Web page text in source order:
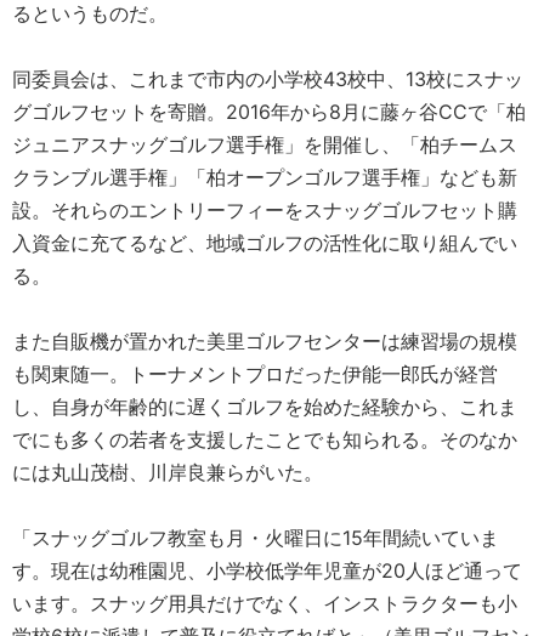
るというものだ。
同委員会は、これまで市内の小学校43校中、13校にスナッ
グゴルフセットを寄贈。2016年から8月に藤ヶ谷CCで「柏
ジュニアスナッグゴルフ選手権」を開催し、「柏チームス
クランブル選手権」「柏オープンゴルフ選手権」なども新
設。それらのエントリーフィーをスナッグゴルフセット購
入資金に充てるなど、地域ゴルフの活性化に取り組んでい
る。
また自販機が置かれた美里ゴルフセンターは練習場の規模
も関東随一。トーナメントプロだった伊能一郎氏が経営
し、自身が年齢的に遅くゴルフを始めた経験から、これま
でにも多くの若者を支援したことでも知られる。そのなか
には丸山茂樹、川岸良兼らがいた。
「スナッグゴルフ教室も月・火曜日に15年間続いていま
す。現在は幼稚園児、小学校低学年児童が20人ほど通って
います。スナッグ用具だけでなく、インストラクターも小